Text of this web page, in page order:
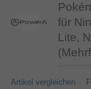
für
Lite,
Artikel vergleichen